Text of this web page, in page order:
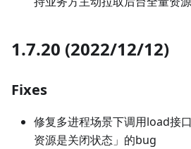
1.7.20 (2022/12/12)
Fixes
修复多进程场景下调用load接
资源是关闭状态」的bug